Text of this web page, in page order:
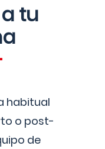
tu
habitual
o post-
de